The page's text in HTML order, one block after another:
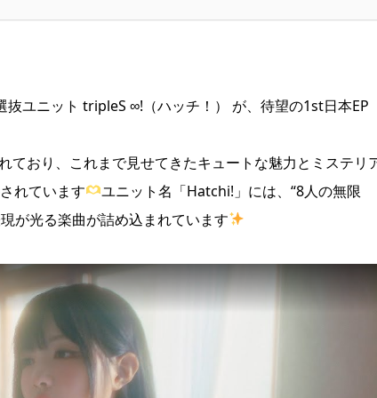
ユニット tripleS ∞!（ハッチ！） が、待望の1st日本EP
おり、これまで見せてきたキュートな魅力とミステリ
れています
ユニット名「Hatchi!」には、“8人の無限
が光る楽曲が詰め込まれています